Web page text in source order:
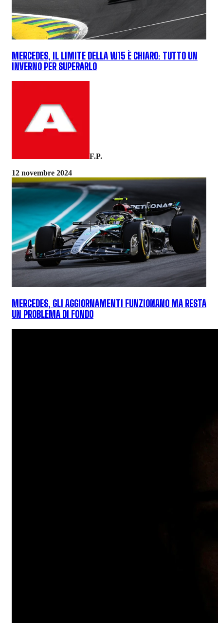
MERCEDES, IL LIMITE DELLA W15 È CHIARO: TUTTO UN
INVERNO PER SUPERARLO
F.P.
12 novembre 2024
MERCEDES, GLI AGGIORNAMENTI FUNZIONANO MA RESTA
UN PROBLEMA DI FONDO